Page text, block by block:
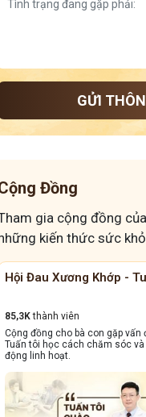
GỬI
Đồng
gia cộng đồng
kiến thức sức
Hành
vận
Cộng Đồng
13,1k
Cộng đồng này sẽ
dẳng, viêm xoang